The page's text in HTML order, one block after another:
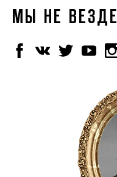
МЫ НЕ ВЕЗДЕ